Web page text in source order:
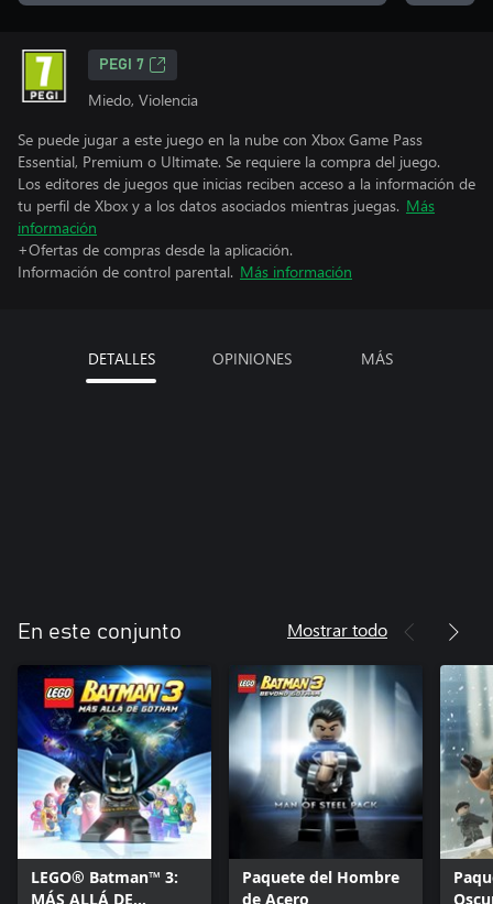
PEGI 7
Miedo, Violencia
Se puede jugar a este juego en la nube con Xbox Game Pass
Essential, Premium o Ultimate. Se requiere la compra del juego.
Los editores de juegos que inicias reciben acceso a la información de
tu perfil de Xbox y a los datos asociados mientras juegas. Más
información
+Ofertas de compras desde la aplicación.
Información de control parental. Más información
DETALLES OPINIONES MÁS
En este conjunto Mostrar todo
LEGO® Batman™ 3:
MÁS ALLÁ DE
Paquete del Hombre
de Acero